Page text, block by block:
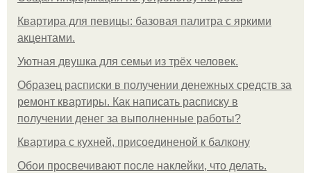
Квартира для певицы: базовая палитра с яркими
акцентами.
Уютная двушка для семьи из трёх человек.
Образец расписки в получении денежных средств за
ремонт квартиры. Как написать расписку в
получении денег за выполненные работы?
Квартира с кухней, присоединеной к балкону
Обои просвечивают после наклейки, что делать.